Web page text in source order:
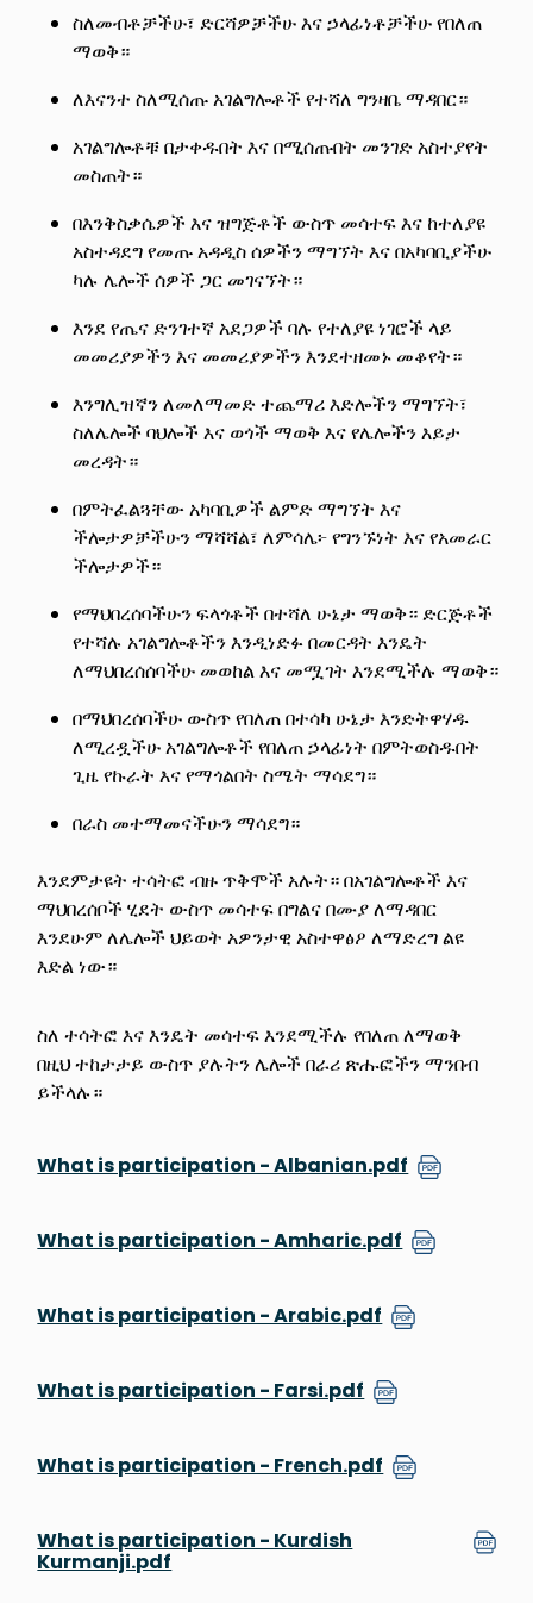
ስለመብቶቻችሁ፣ ድርሻዎቻችሁ እና ኃላፊነቶቻችሁ የበለጠ
ማወቅ።
ለእናንተ ስለሚሰጡ አገልግሎቶች የተሻለ ግንዛቤ ማዳበር።
አገልግሎቶቹ በታቀዱበት እና በሚሰጡበት መንገድ አስተያየት
መስጠት።
በእንቅስቃሴዎች እና ዝግጅቶች ውስጥ መሳተፍ እና ከተለያዩ
አስተዳደግ የመጡ አዳዲስ ሰዎችን ማግኘት እና በአካባቢያችሁ
ካሉ ሌሎች ሰዎች ጋር መገናኘት።
እንደ የጤና ድንገተኛ አደጋዎች ባሉ የተለያዩ ነገሮች ላይ
መመሪያዎችን እና መመሪያዎችን እንደተዘመኑ መቆየት።
እንግሊዝኛን ለመለማመድ ተጨማሪ እድሎችን ማግኘት፣
ስለሌሎች ባህሎች እና ወጎች ማወቅ እና የሌሎችን እይታ
መረዳት።
በምትፈልጓቸው አካባቢዎች ልምድ ማግኘት እና
ችሎታዎቻችሁን ማሻሻል፣ ለምሳሌ፦ የግንኙነት እና የአመራር
ችሎታዎች።
የማህበረሰባችሁን ፍላጎቶች በተሻለ ሁኔታ ማወቅ። ድርጅቶች
የተሻሉ አገልግሎቶችን እንዲነድፉ በመርዳት እንዴት
ለማህበረሰሰባችሁ መወከል እና መሟገት እንደሚችሉ ማወቅ።
በማህበረሰባችሁ ውስጥ የበለጠ በተሳካ ሁኔታ እንድትዋሃዱ
ለሚረዷችሁ አገልግሎቶች የበለጠ ኃላፊነት በምትወስዱበት
ጊዜ የኩራት እና የማጎልበት ስሜት ማሳደግ።
በራስ መተማመናችሁን ማሳደግ።
እንደምታዩት ተሳትፎ ብዙ ጥቅሞች አሉት። በአገልግሎቶች እና
ማህበረሰቦች ሂደት ውስጥ መሳተፍ በግልና በሙያ ለማዳበር
እንደሁም ለሌሎች ህይወት አዎንታዊ አስተዋፅዖ ለማድረግ ልዩ
እድል ነው።
ስለ ተሳትፎ እና እንዴት መሳተፍ እንደሚችሉ የበለጠ ለማወቅ
በዚህ ተከታታይ ውስጥ ያሉትን ሌሎች በራሪ ጽሑፎችን ማንበብ
ይችላሉ።
What is participation - Albanian.pdf
What is participation - Amharic.pdf
What is participation - Arabic.pdf
What is participation - Farsi.pdf
What is participation - French.pdf
What is participation - Kurdish
Kurmanji.pdf